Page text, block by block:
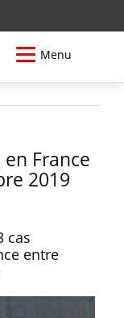
Menu
France
2019
cas
entre